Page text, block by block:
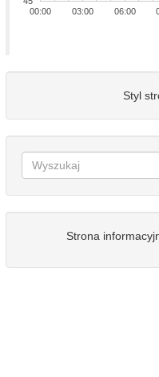
00:00 03:00 06:00
Styl
Strona